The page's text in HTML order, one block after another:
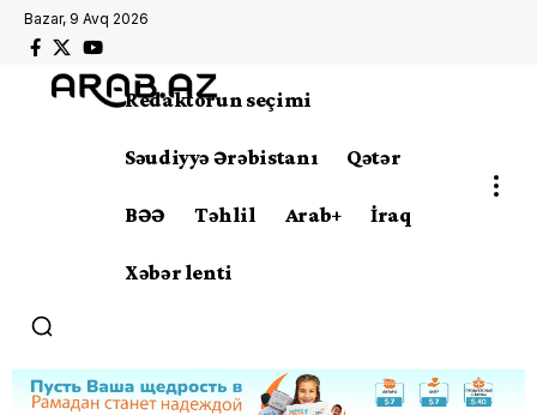
Bazar, 9 Avq 2026
Redaktorun seçimi
Səudiyyə Ərəbistanı Qətər
BƏƏ Təhlil Arab+ İraq
Xəbər lenti